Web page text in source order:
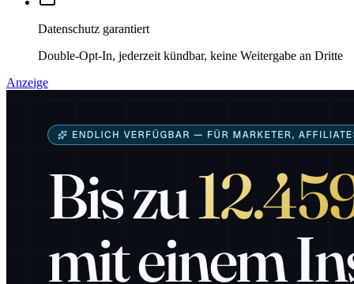
Datenschutz garantiert
Double-Opt-In, jederzeit kündbar, keine Weitergabe an Dritte
Anzeige